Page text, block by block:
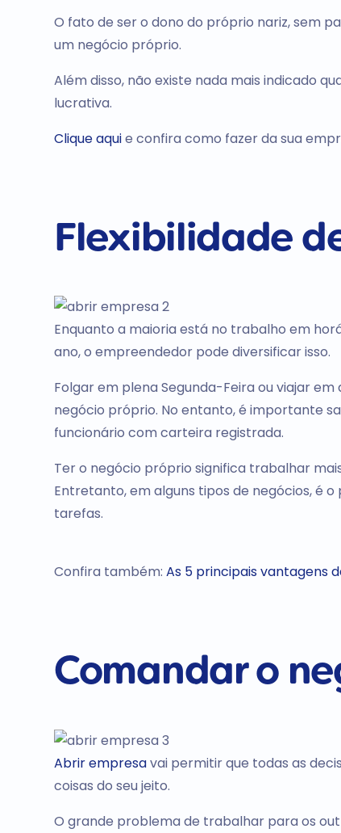
O fato de ser o dono do próprio nariz, sem
um negócio próprio.
Além disso, não existe nada mais indicado
lucrativa.
Clique aquie confira como fazer da sua
Flexibilidade
Enquanto a maioria está no trabalho em
ano, o empreendedor pode diversificar isso.
Folgar em plena Segunda-Feira ou viajar
negócio próprio. No entanto, é importante
funcionário com carteira registrada.
Ter o negócio próprio significa trabalhar
Entretanto, em alguns tipos de negócios, é
tarefas.
Confira também: As 5 principais vantagens
Comandar o
Abrir empresavai permitir que todas as
coisas do seu jeito.
O grande problema de trabalhar para os